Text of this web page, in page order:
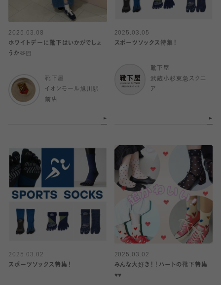
2025.03.08
ホワイトデーに靴下はいかがでしょ
うか🫶🏻
靴下屋
イオンモール旭川駅
前店
2025.03.05
スポーツソックス特集！
靴下屋
武蔵小杉東急スクエ
ア
2025.03.02
スポーツソックス特集！
2025.03.02
みんな大好き！！ハートの靴下特集
♥️♥️